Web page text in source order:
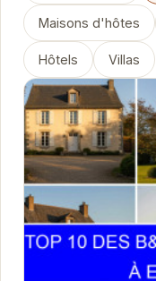
Maisons d'hôtes
Hôtels Villas